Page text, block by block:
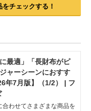
チェックする！
最適」「長財布がピ
ャーシーンにおすす
年7月版】（1/2） | フ
わせてさまざまな商品を